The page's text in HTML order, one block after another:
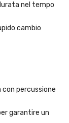
nel tempo
cambio
percussione
garantire un